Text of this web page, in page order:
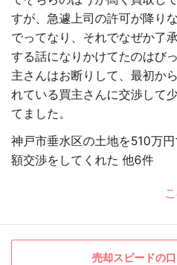
すが、急遽上司の許可が降り
でってなり、それでなぜか了
する話になりかけてたのはび
主さんはお断りして、最初か
れている買主さんに交渉して
てました。
神戸市垂水区の土地を510万
額交渉をしてくれた 他6件
売却スピードの